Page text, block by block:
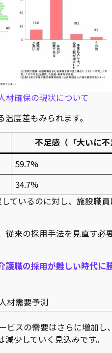
材確保の現状について
度差もみられます。
不足感（「大いに
59.7%
34.7%
ているのに対し、施設職
従来の採用手法を見直す必
護職の採用が難しい時代に
材需要予測
ビスの需要はさらに増加し
少していく見込みです。